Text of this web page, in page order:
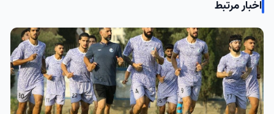
اخبار مرتبط